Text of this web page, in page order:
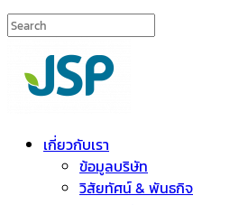
เกี่ยวกับเรา
ข้อมูลบริษัท
วิสัยทัศน์ & พันธกิจ